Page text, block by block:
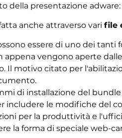
della presentazione
anche attraverso vari file
essere di uno dei
appena vengono aperte
Il motivo citato per
di installazione del
includere le modifiche del
per la produttività e
la forma di speciale web-